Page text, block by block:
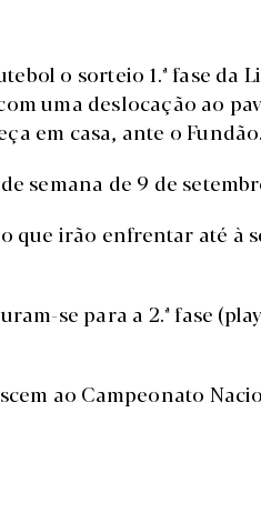
o sorteio 1.ª fase da
uma deslocação ao
em casa, ante o Fundão.
semana de 9 de
que irão enfrentar até à
se para a 2.ª fase
ao Campeonato